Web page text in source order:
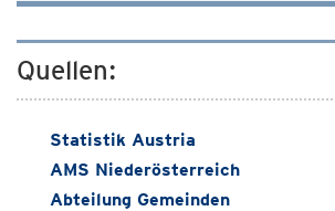
Quellen:
Statistik Austria
AMS Niederösterreich
Abteilung Gemeinden